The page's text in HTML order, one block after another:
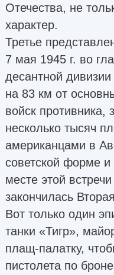
Отечества, не
характер.
Третье
7 мая 1945 г. во
десантной
на 83 км от
войск противника,
несколько тысяч
американцами в
советской форме
месте этой
закончилась
Вот только один
танки «Тигр»,
плащ-палатку,
пистолета по